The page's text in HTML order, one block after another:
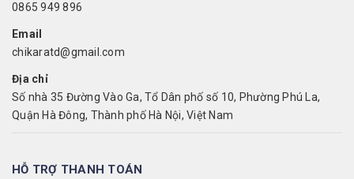
0865 949 896
Email
chikaratd@gmail.com
Địa chỉ
Số nhà 35 Đường Vào Ga, Tổ Dân phố số 10, Phường Phú La,
Quận Hà Đông, Thành phố Hà Nội, Việt Nam
HỖ TRỢ THANH TOÁN